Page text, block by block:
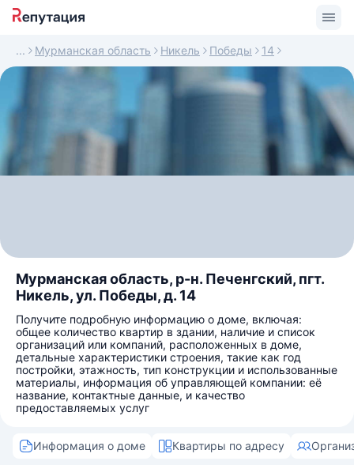
Мурманская область Никель Победы 14
Мурманская область, р-н. Печенгский, пгт.
Никель, ул. Победы, д. 14
Получите подробную информацию о доме, включая:
общее количество квартир в здании, наличие и список
организаций или компаний, расположенных в доме,
детальные характеристики строения, такие как год
постройки, этажность, тип конструкции и использованные
материалы, информация об управляющей компании: её
название, контактные данные, и качество
предоставляемых услуг
Информация о доме Квартиры по адресу